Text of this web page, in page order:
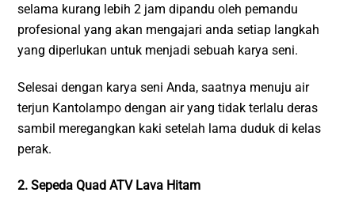
selama kurang lebih 2 jam dipandu oleh pemandu
profesional yang akan mengajari anda setiap langkah
yang diperlukan untuk menjadi sebuah karya seni.
Selesai dengan karya seni Anda, saatnya menuju air
terjun Kantolampo dengan air yang tidak terlalu deras
sambil meregangkan kaki setelah lama duduk di kelas
perak.
2. Sepeda Quad ATV Lava Hitam